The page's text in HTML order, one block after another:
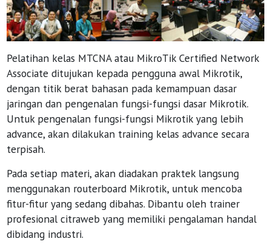
Pelatihan kelas MTCNA atau MikroTik Certified Network
Associate ditujukan kepada pengguna awal Mikrotik,
dengan titik berat bahasan pada kemampuan dasar
jaringan dan pengenalan fungsi-fungsi dasar Mikrotik.
Untuk pengenalan fungsi-fungsi Mikrotik yang lebih
advance, akan dilakukan training kelas advance secara
terpisah.
Pada setiap materi, akan diadakan praktek langsung
menggunakan routerboard Mikrotik, untuk mencoba
fitur-fitur yang sedang dibahas. Dibantu oleh trainer
profesional citraweb yang memiliki pengalaman handal
dibidang industri.